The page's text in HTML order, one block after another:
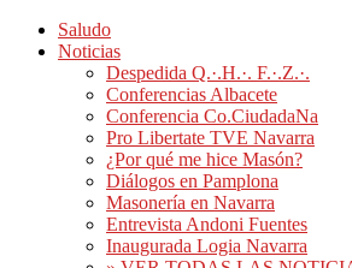
Saludo
Noticias
Despedida Q.·.H.·. F.·.Z.·.
Conferencias Albacete
Conferencia Co.CiudadaNa
Pro Libertate TVE Navarra
¿Por qué me hice Masón?
Diálogos en Pamplona
Masonería en Navarra
Entrevista Andoni Fuentes
Inaugurada Logia Navarra